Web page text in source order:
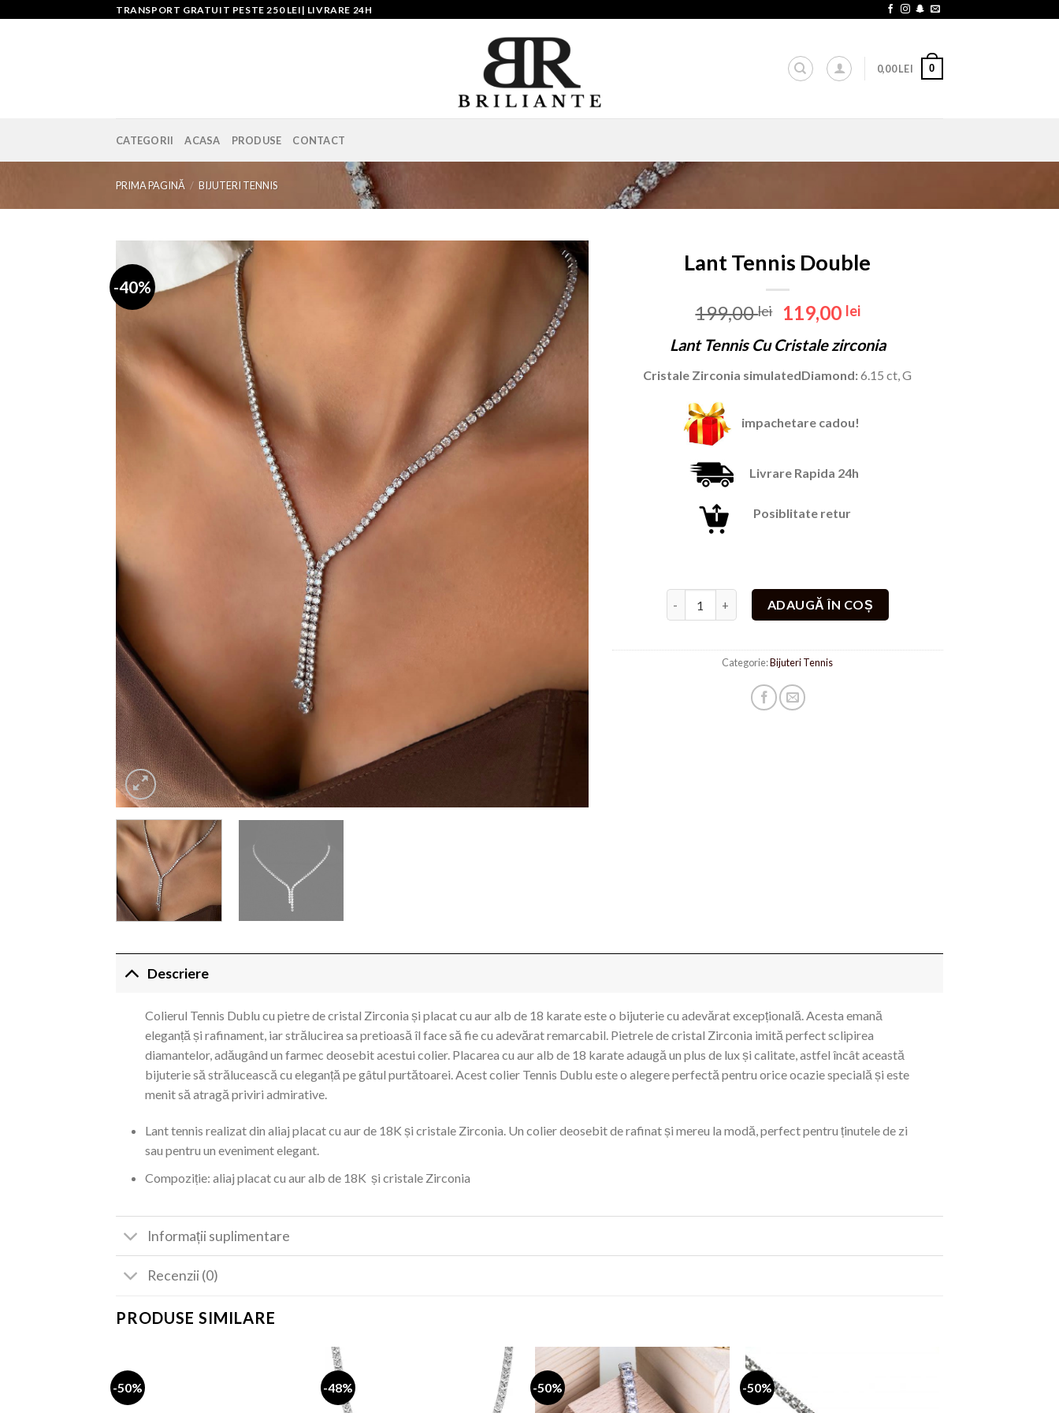
TRANSPORT GRATUIT PESTE 250 LEI| LIVRARE 24H
0,00LEI 0
CATEGORII ACASA PRODUSE CONTACT
PRIMA PAGINĂ / BIJUTERI TENNIS
-40%
Lant Tennis Double
199,00lei
Prețul
inițial
a
fost:
199,00 lei.
119,00 leiPrețul
este:
119,00 lei.
Lant Tennis Cu Cristale zirconia
Cristale Zirconia simulatedDiamond:6.15 ct, G
impachetare cadou!
Livrare Rapida 24h
Posiblitate retur
Cantitate Lant Tennis Double
ADAUGĂ ÎN COȘ
Categorie:Bijuteri Tennis
Descriere
Colierul Tennis Dublu cu pietre de cristal Zirconia și placat cu aur alb de 18 karate este o bijuterie cu adevărat excepțională. Acesta emană
eleganță și rafinament, iar strălucirea sa pretioasă îl face să fie cu adevărat remarcabil. Pietrele de cristal Zirconia imită perfect sclipirea
diamantelor, adăugând un farmec deosebit acestui colier. Placarea cu aur alb de 18 karate adaugă un plus de lux și calitate, astfel încât această
bijuterie să strălucească cu eleganță pe gâtul purtătoarei. Acest colier Tennis Dublu este o alegere perfectă pentru orice ocazie specială și este
menit să atragă priviri admirative.
Lant tennis realizat din aliaj placat cu aur de 18K și cristale Zirconia. Un colier deosebit de rafinat și mereu la modă, perfect pentru ținutele de zi
sau pentru un eveniment elegant.
Compoziție: aliaj placat cu aur alb de 18K și cristale Zirconia
Informații suplimentare
Recenzii (0)
PRODUSE SIMILARE
-50% -48% -50% -50%